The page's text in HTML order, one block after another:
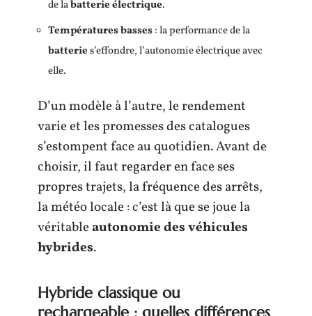
de labatterie électrique.
Températures basses: la performance de la
batteries’effondre, l’autonomie électrique avec
elle.
D’un modèle à l’autre, le rendement
varie et les promesses des catalogues
s’estompent face au quotidien. Avant de
choisir, il faut regarder en face ses
propres trajets, la fréquence des arrêts,
la météo locale : c’est là que se joue la
véritableautonomie des véhicules
hybrides.
Hybride classique ou
rechargeable : quelles différences